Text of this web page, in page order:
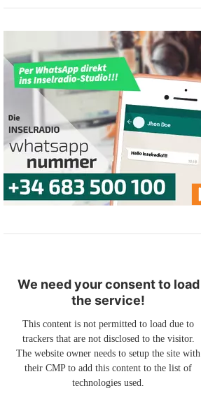
We need your consent to load
the service!
This content is not permitted to load due to
trackers that are not disclosed to the visitor.
The website owner needs to setup the site with
their CMP to add this content to the list of
technologies used.